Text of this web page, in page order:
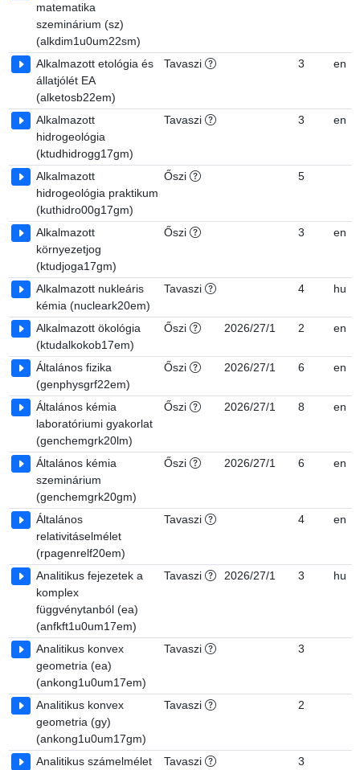
matematika
szeminárium (sz)
(alkdim1u0um22sm)
Alkalmazott etológia és
állatjólét EA
(alketosb22em)
Tavaszi 3 en
Alkalmazott
hidrogeológia
(ktudhidrogg17gm)
Tavaszi 3 en
Alkalmazott
hidrogeológia praktikum
(kuthidro00g17gm)
Őszi 5
Alkalmazott
környezetjog
(ktudjoga17gm)
Őszi 3 en
Alkalmazott nukleáris
kémia (nucleark20em)
Tavaszi 4 hu
Alkalmazott ökológia
(ktudalkokob17em)
Őszi 2026/27/1 2 en
Általános fizika
(genphysgrf22em)
Őszi 2026/27/1 6 en
Általános kémia
laboratóriumi gyakorlat
(genchemgrk20lm)
Őszi 2026/27/1 8 en
Általános kémia
szeminárium
(genchemgrk20gm)
Őszi 2026/27/1 6 en
Általános
relativitáselmélet
(rpagenrelf20em)
Tavaszi 4 en
Analitikus fejezetek a
komplex
függvénytanból (ea)
(anfkft1u0um17em)
Tavaszi 2026/27/1 3 hu
Analitikus konvex
geometria (ea)
(ankong1u0um17em)
Tavaszi 3
Analitikus konvex
geometria (gy)
(ankong1u0um17gm)
Tavaszi 2
Analitikus számelmélet Tavaszi 3